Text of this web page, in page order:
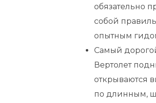
обязательно
собой
опытным
Самый
Вертолет
открываются
по длинным,